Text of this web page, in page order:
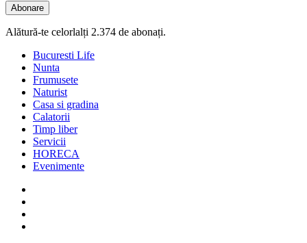
Abonare
Alătură-te celorlalți 2.374 de abonați.
Bucuresti Life
Nunta
Frumusete
Naturist
Casa si gradina
Calatorii
Timp liber
Servicii
HORECA
Evenimente